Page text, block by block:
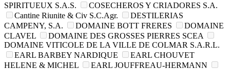
SPIRITUEUX S.A.S.
COSECHEROS Y CRIADORES S.A.
Cantine Riunite & Civ S.C.Agr.
DESTILERIAS
CAMPENY, S.A.
DOMAINE BOTT FRERES
DOMAINE
CLAVEL
DOMAINE DES GROSSES PIERRES SCEA
DOMAINE VITICOLE DE LA VILLE DE COLMAR S.A.R.L.
EARL BARBEY NARDIQUE
EARL CHOUVET
HELENE & MICHEL
EARL JOUFFREAU-HERMANN